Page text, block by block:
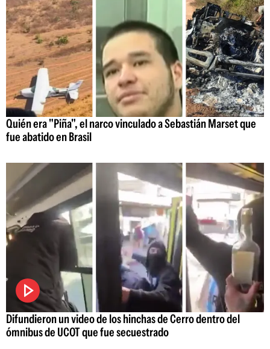
Quién era "Piña", el narco vinculado a Sebastián Marset que
fue abatido en Brasil
Difundieron un video de los hinchas de Cerro dentro del
ómnibus de UCOT que fue secuestrado